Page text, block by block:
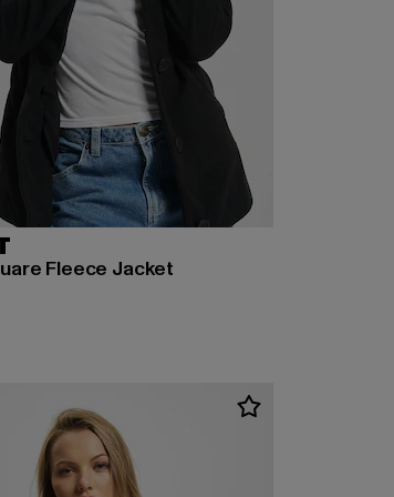
Fleece Jacket
49,99 EUR